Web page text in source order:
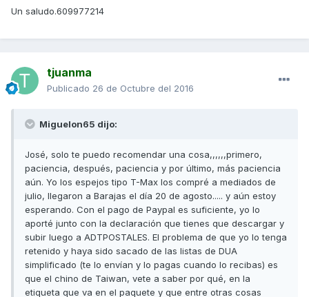
Un saludo.609977214
tjuanma
Publicado 26 de Octubre del 2016
Miguelon65 dijo:
José, solo te puedo recomendar una cosa,,,,,,primero,
paciencia, después, paciencia y por último, más paciencia
aún. Yo los espejos tipo T-Max los compré a mediados de
julio, llegaron a Barajas el día 20 de agosto..... y aún estoy
esperando. Con el pago de Paypal es suficiente, yo lo
aporté junto con la declaración que tienes que descargar y
subir luego a ADTPOSTALES. El problema de que yo lo tenga
retenido y haya sido sacado de las listas de DUA
simplificado (te lo envían y lo pagas cuando lo recibas) es
que el chino de Taiwan, vete a saber por qué, en la
etiqueta que va en el paquete y que entre otras cosas